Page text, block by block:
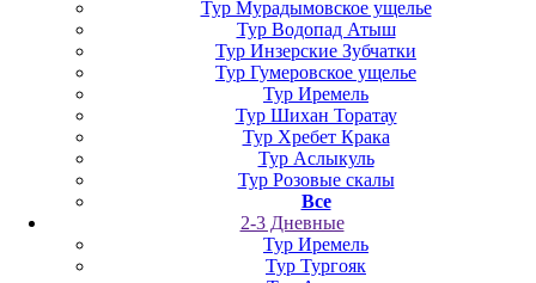
Тур Мурадымовское ущелье
Тур Водопад Атыш
Тур Инзерские Зубчатки
Тур Гумеровское ущелье
Тур Иремель
Тур Шихан Торатау
Тур Хребет Крака
Тур Аслыкуль
Тур Розовые скалы
Все
2-3 Дневные
Тур Иремель
Тур Тургояк